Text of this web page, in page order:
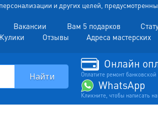
и других целей,
Вакансии Вам 5 подарков
Отзывы Адреса мастерских
Онлайн
Оплатите ремонт банковской
WhatsApp
Кликните, чтобы написать